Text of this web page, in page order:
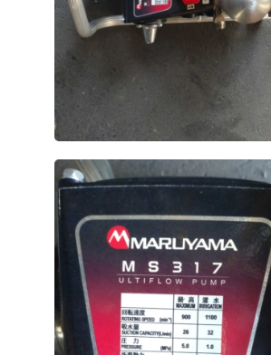
ガソリンスタンド
JAバンク・JA共済
JAバンクのご案内
キャンペーン情報
各種金利一覧